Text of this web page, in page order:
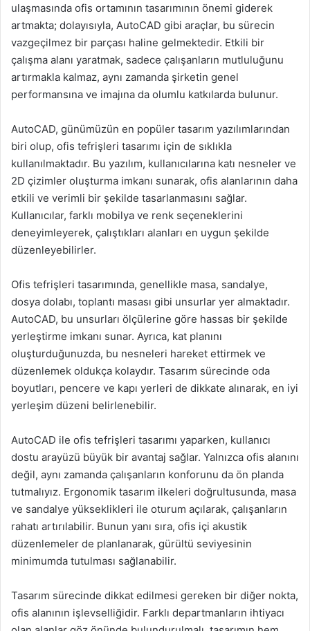
ulaşmasında ofis ortamının tasarımının önemi giderek
artmakta; dolayısıyla, AutoCAD gibi araçlar, bu sürecin
vazgeçilmez bir parçası haline gelmektedir. Etkili bir
çalışma alanı yaratmak, sadece çalışanların mutluluğunu
artırmakla kalmaz, aynı zamanda şirketin genel
performansına ve imajına da olumlu katkılarda bulunur.
AutoCAD, günümüzün en popüler tasarım yazılımlarından
biri olup, ofis tefrişleri tasarımı için de sıklıkla
kullanılmaktadır. Bu yazılım, kullanıcılarına katı nesneler ve
2D çizimler oluşturma imkanı sunarak, ofis alanlarının daha
etkili ve verimli bir şekilde tasarlanmasını sağlar.
Kullanıcılar, farklı mobilya ve renk seçeneklerini
deneyimleyerek, çalıştıkları alanları en uygun şekilde
düzenleyebilirler.
Ofis tefrişleri tasarımında, genellikle masa, sandalye,
dosya dolabı, toplantı masası gibi unsurlar yer almaktadır.
AutoCAD, bu unsurları ölçülerine göre hassas bir şekilde
yerleştirme imkanı sunar. Ayrıca, kat planını
oluşturduğunuzda, bu nesneleri hareket ettirmek ve
düzenlemek oldukça kolaydır. Tasarım sürecinde oda
boyutları, pencere ve kapı yerleri de dikkate alınarak, en iyi
yerleşim düzeni belirlenebilir.
AutoCAD ile ofis tefrişleri tasarımı yaparken, kullanıcı
dostu arayüzü büyük bir avantaj sağlar. Yalnızca ofis alanını
değil, aynı zamanda çalışanların konforunu da ön planda
tutmalıyız. Ergonomik tasarım ilkeleri doğrultusunda, masa
ve sandalye yükseklikleri ile oturum açılarak, çalışanların
rahatı artırılabilir. Bunun yanı sıra, ofis içi akustik
düzenlemeler de planlanarak, gürültü seviyesinin
minimumda tutulması sağlanabilir.
Tasarım sürecinde dikkat edilmesi gereken bir diğer nokta,
ofis alanının işlevselliğidir. Farklı departmanların ihtiyacı